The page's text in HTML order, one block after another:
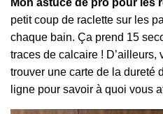
petit coup de raclette sur les
chaque bain. Ça prend 15
traces de calcaire ! D’ailleurs,
trouver une carte de la dureté
ligne pour savoir à quoi vous